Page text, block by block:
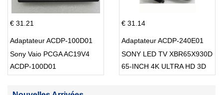
€ 31.21
Adaptateur ACDP-100D01
Sony Vaio PCGA AC19V4
ACDP-100D01
€ 31.14
Adaptateur ACDP-240E01
SONY LED TV XBR65X930D
65-INCH 4K ULTRA HD 3D